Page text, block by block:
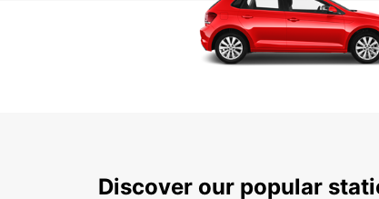
Discover our popular